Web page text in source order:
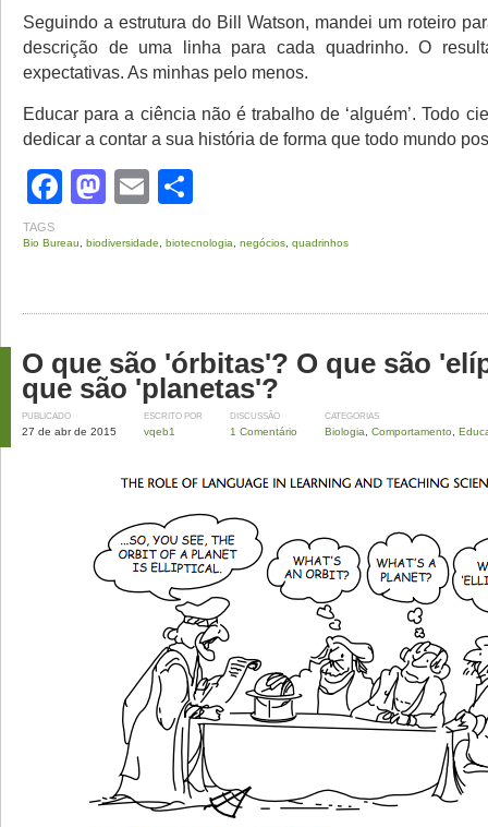
Seguindo a estrutura do Bill Watson, mandei um roteiro
descrição de uma linha para cada quadrinho. O
expectativas. As minhas pelo menos.
Educar para a ciência não é trabalho de ‘alguém’. Todo
dedicar a contar a sua história de forma que todo mundo
Facebook
Mastodon
Email
TAGS
Bio Bureau biodiversidade biotecnologia negócios quadrinhos
O que são 'órbitas'? O que são
que são 'planetas'?
PUBLICADO
27 de abr de 2015
ESCRITO POR
vqeb1
DISCUSSÃO
1 Comentário
CATEGORIAS
Biologia Comportamento